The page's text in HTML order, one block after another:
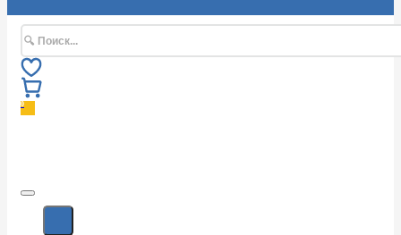
Поиск
0